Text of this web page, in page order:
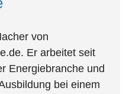
von
Er arbeitet seit
Energiebranche und
bei einem